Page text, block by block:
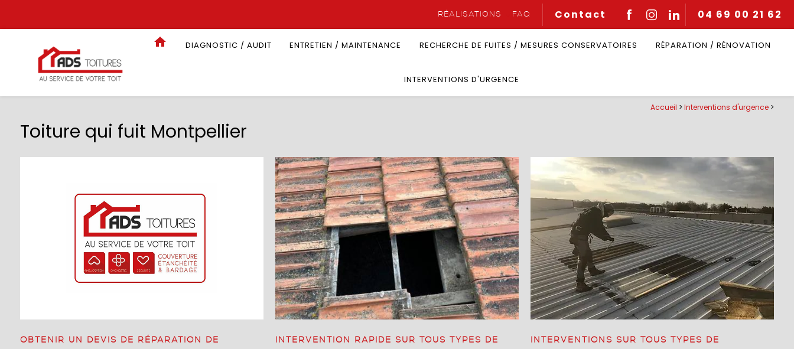
RÉALISATIONS FAQ Contact 04 69 00 21 62
DIAGNOSTIC / AUDIT ENTRETIEN / MAINTENANCE RECHERCHE DE FUITES / MESURES CONSERVATOIRES RÉPARATION / RÉNOVATION
INTERVENTIONS D'URGENCE
Accueil >Interventions d'urgence >
Toiture qui fuit Montpellier
OBTENIR UN DEVIS DE RÉPARATION DE INTERVENTION RAPIDE SUR TOUS TYPES DE INTERVENTIONS SUR TOUS TYPES DE